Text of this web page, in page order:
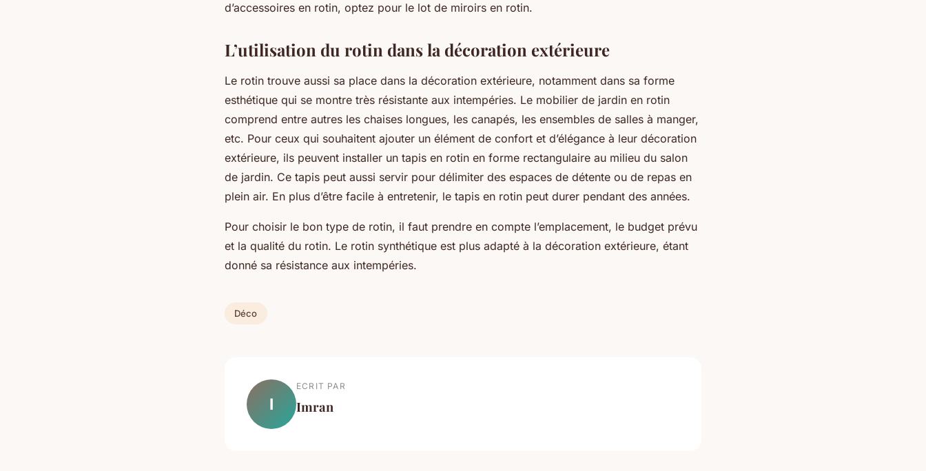
d’accessoires en rotin, optez pour le lot de miroirs en rotin.
L’utilisation du rotin dans la décoration extérieure
Le rotin trouve aussi sa place dans la décoration extérieure, notamment dans sa forme
esthétique qui se montre très résistante aux intempéries. Le mobilier de jardin en rotin
comprend entre autres les chaises longues, les canapés, les ensembles de salles à manger,
etc. Pour ceux qui souhaitent ajouter un élément de confort et d’élégance à leur décoration
extérieure, ils peuvent installer un tapis en rotin en forme rectangulaire au milieu du salon
de jardin. Ce tapis peut aussi servir pour délimiter des espaces de détente ou de repas en
plein air. En plus d’être facile à entretenir, le tapis en rotin peut durer pendant des années.
Pour choisir le bon type de rotin, il faut prendre en compte l’emplacement, le budget prévu
et la qualité du rotin. Le rotin synthétique est plus adapté à la décoration extérieure, étant
donné sa résistance aux intempéries.
Déco
I
ECRIT PAR
Imran